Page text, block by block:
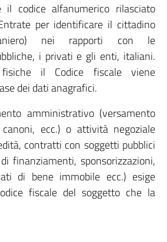
codice alfanumerico rilasciato
per identificare il cittadino
nei rapporti con le
i privati e gli enti, italiani.
il Codice fiscale viene
dei dati anagrafici.
amministrativo (versamento
ecc.) o attività negoziale
contratti con soggetti pubblici
finanziamenti, sponsorizzazioni,
di bene immobile ecc.) esige
fiscale del soggetto che la